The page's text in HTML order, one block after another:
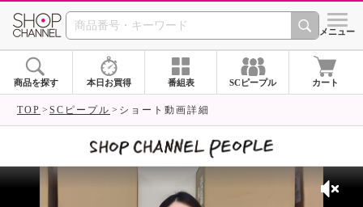
SHOP CHANNEL シメニュー
商品を探す 本日お買得 番組表 SCピープル カート
TOP SCピープル ショート動画詳細